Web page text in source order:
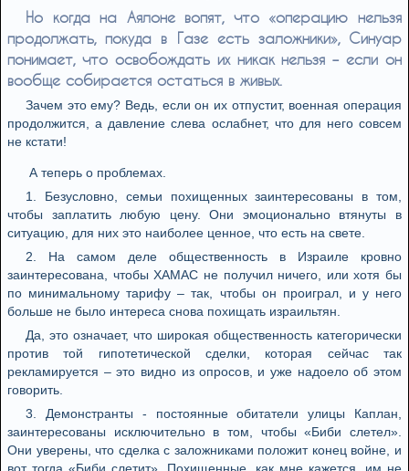
Но когда на Аялоне вопят, что «операцию нельзя
продолжать, покуда в Газе есть заложники», Синуар
понимает, что освобождать их никак нельзя – если он
вообще собирается остаться в живых.
Зачем это ему? Ведь, если он их отпустит, военная операция
продолжится, а давление слева ослабнет, что для него совсем
не кстати!
А теперь о проблемах.
1. Безусловно, семьи похищенных заинтересованы в том,
чтобы заплатить любую цену. Они эмоционально втянуты в
ситуацию, для них это наиболее ценное, что есть на свете.
2. На самом деле общественность в Израиле кровно
заинтересована, чтобы ХАМАС не получил ничего, или хотя бы
по минимальному тарифу – так, чтобы он проиграл, и у него
больше не было интереса снова похищать израильтян.
Да, это означает, что широкая общественность категорически
против той гипотетической сделки, которая сейчас так
рекламируется – это видно из опросов, и уже надоело об этом
говорить.
3. Демонстранты - постоянные обитатели улицы Каплан,
заинтересованы исключительно в том, чтобы «Биби слетел».
Они уверены, что сделка с заложниками положит конец войне, и